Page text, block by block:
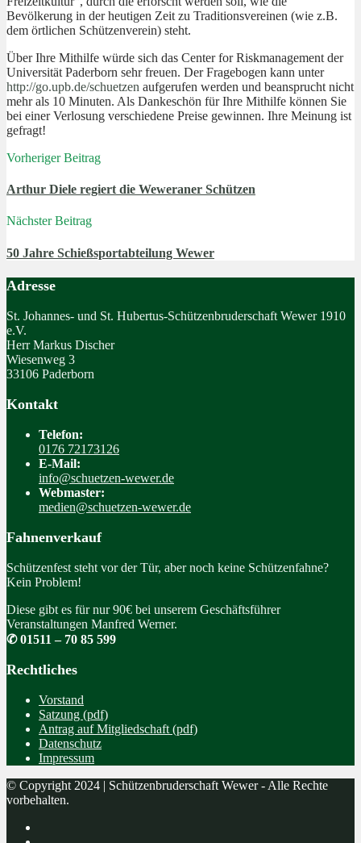
Bevölkerung in der heutigen Zeit zu Traditionsvereinen (wie z.B.
dem örtlichen Schützenverein) steht.
Über Ihre Mithilfe würde sich das Center for Riskmanagement der
Universität Paderborn sehr freuen. Der Fragebogen kann unter
http://go.upb.de/schuetzen aufgerufen werden und beansprucht nicht
mehr als 10 Minuten. Als Dankeschön für Ihre Mithilfe können Sie
bei einer Verlosung verschiedene Preise gewinnen. Ihre Meinung ist
gefragt!
Vorheriger Beitrag
Arthur Diele regiert die Weweraner Schützen
Nächster Beitrag
50 Jahre Schießsportabteilung Wewer
Adresse
St. Johannes- und St. Hubertus-Schützenbruderschaft Wewer 1910
e.V.
Herr Markus Discher
Wiesenweg 3
33106 Paderborn
Kontakt
Telefon:
0176 72173126
E-Mail:
info@schuetzen-wewer.de
Webmaster:
medien@schuetzen-wewer.de
Fahnenverkauf
Schützenfest steht vor der Tür, aber noch keine Schützenfahne?
Kein Problem!
Diese gibt es für nur 90€ bei unserem Geschäftsführer
Veranstaltungen Manfred Werner.
✆ 01511 – 70 85 599
Rechtliches
Vorstand
Satzung (pdf)
Antrag auf Mitgliedschaft (pdf)
Datenschutz
Impressum
© Copyright 2024 | Schützenbruderschaft Wewer - Alle Rechte
vorbehalten.